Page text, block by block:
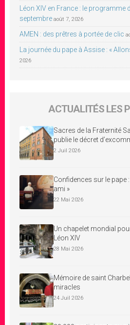
Léon XIV en France : le programme
septembre août 7, 2026
AMEN : des prêtres à portée de clic
La journée du pape à Assise : «
2026
ACTUALITÉS LES
Sacres de la Fraternité
publie le décret
2 Juil 2026
Confidences sur le pape
ami »
22 Mai 2026
Un chapelet mondial
Léon XIV
28 Mai 2026
Mémoire de saint
miracles
24 Juil 2026